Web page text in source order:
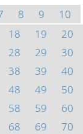
8 9
10
18 19
20
28 29
30
38 39
40
48 49
50
58 59
60
68 69
70